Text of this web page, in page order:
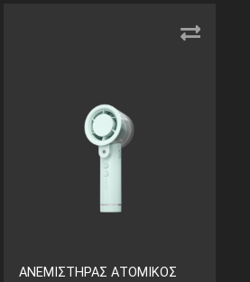
ΑΝΕΜΙΣΤΗΡΑΣ ΑΤΟΜΙΚΟΣ